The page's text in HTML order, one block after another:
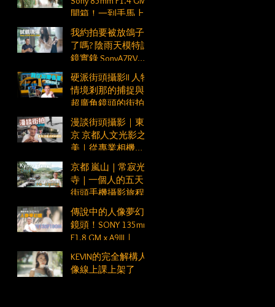
開箱！一到手馬上
出門拍攝
我約拍要被放鴿子
了嗎? 陰雨天模特試
鏡實錄 SonyA7RV
FE50mm F1.2GM
硬派街頭攝影II 人物
情境剎那的捕捉與
超廣角鏡頭的街拍
應用
漫談街頭攝影｜東
京 京都人文光影之
美｜從專業相機
SonyA7R5 到手機
Xperia1VI
京都 嵐山 | 常寂光
寺 | 一個人的五天
街頭手機攝影旅程
Vlog Day4
傳說中的人像夢幻
鏡頭！SONY 135mm
F1.8 GM x A9III｜
KEVIN的完全解構人
像線上課上架了